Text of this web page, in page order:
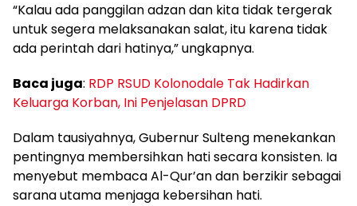
“Kalau ada panggilan adzan dan kita tidak tergerak
untuk segera melaksanakan salat, itu karena tidak
ada perintah dari hatinya,” ungkapnya.
Baca juga: RDP RSUD Kolonodale Tak Hadirkan
Keluarga Korban, Ini Penjelasan DPRD
Dalam tausiyahnya, Gubernur Sulteng menekankan
pentingnya membersihkan hati secara konsisten. Ia
menyebut membaca Al-Qur’an dan berzikir sebagai
sarana utama menjaga kebersihan hati.